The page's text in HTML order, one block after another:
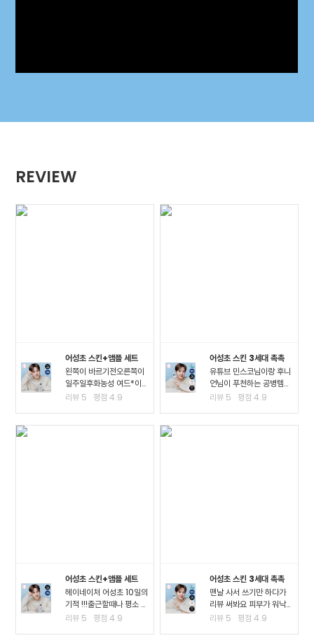
REVIEW
어성초 스킨+앰플 세트
왼쪽이 바르기전오른쪽이
일주일후화농성 여드*이
진짜 많이 진정되고 여드*
리뷰 5 평점4.9
어성초 스킨 3세대 촉촉
유튜브 민스코님이랑 후니
언님이 푸천하는 공병템이
라서 큰 맘먹고 샀는데요!!
리뷰 5 평점4.9
어성초 스킨+앰플 세트
헤이네이처 어성초 10일의
기적 !!!출근할때나 평소 밖
에서 다닐때도 계속 마스
리뷰 5 평점4.9
어성초 스킨 3세대 촉촉
맨날 사서 쓰기만 하다가
리뷰 써봐요 피부가 워낙
여드*성 피부고 툭하면 이
리뷰 5 평점4.9